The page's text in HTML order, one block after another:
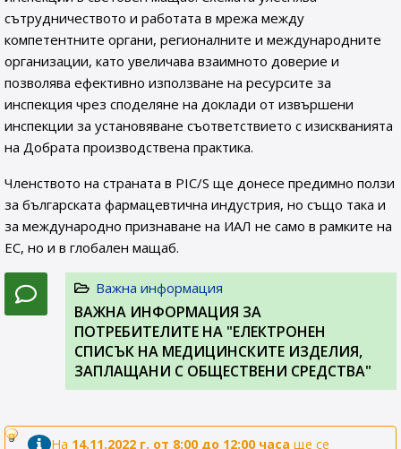
сътрудничеството и работата в мрежа между
компетентните органи, регионалните и международните
организации, като увеличава взаимното доверие и
позволява ефективно използване на ресурсите за
инспекция чрез споделяне на доклади от извършени
инспекции за установяване съответствието с изискванията
на Добрата производствена практика.
Членството на страната в PIC/S ще донесе предимно ползи
за българската фармацевтична индустрия, но също така и
за международно признаване на ИАЛ не само в рамките на
ЕС, но и в глобален мащаб.
Важна информация
ВАЖНА ИНФОРМАЦИЯ ЗА
ПОТРЕБИТЕЛИТЕ НА "ЕЛЕКТРОНЕН
СПИСЪК НА МЕДИЦИНСКИТЕ ИЗДЕЛИЯ,
ЗАПЛАЩАНИ С ОБЩЕСТВЕНИ СРЕДСТВА"
На 14.11.2022 г. от 8:00 до 12:00 часа ще се